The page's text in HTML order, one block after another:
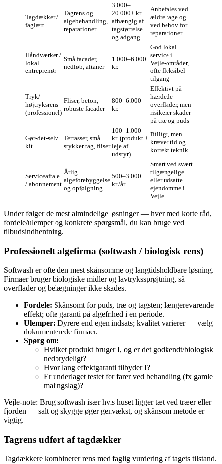
Tagdækker /
faglært
Tagrens og
algebehandling,
reparationer
3.000–
20.000+ kr.
afhængig af
tagstørrelse
og adgang
Anbefales ved
ældre tage og
ved behov for
reparationer
Håndværker /
lokal
entreprenør
Små facader,
nedløb, altaner
1.000–6.000
kr.
God lokal
service i
Vejle‑områder,
ofte fleksibel
tilgang
Tryk/
højtryksrens
(professionel)
Fliser, beton,
robuste facader
800–6.000
kr.
Effektivt på
hærdede
overflader, men
risikerer skader
på træ og puds
Gør‑det‑selv
kit
Terrasser, små
stykker tag, fliser
100–1.000
kr. (produkt +
leje af
udstyr)
Billigt, men
kræver tid og
korrekt teknik
Serviceaftale
/ abonnement
Årlig
algeforebyggelse
og opfølgning
500–3.000
kr./år
Smart ved svært
tilgængelige
eller udsatte
ejendomme i
Vejle
Under følger de mest almindelige løsninger — hver med korte råd,
fordele/ulemper og konkrete spørgsmål, du kan bruge ved
tilbudsindhentning.
Professionelt algefirma (softwash / biologisk rens)
Softwash er ofte den mest skånsomme og langtidsholdbare løsning.
Firmaer bruger biologiske midler og lavtrykssprøjtning, så
overflader og belægninger ikke skades.
Fordele: Skånsomt for puds, træ og tagsten; længerevarende
effekt; ofte garanti på algefrihed i en periode.
Ulemper: Dyrere end egen indsats; kvalitet varierer — vælg
dokumenterede firmaer.
Spørg om:
Hvilket produkt bruger I, og er det godkendt/biologisk
nedbrydeligt?
Hvor lang effektgaranti tilbyder I?
Er underlaget testet for farer ved behandling (fx gamle
malingslag)?
Vejle‑note: Brug softwash især hvis huset ligger tæt ved træer eller
fjorden — salt og skygge øger genvækst, og skånsom metode er
vigtig.
Tagrens udført af tagdækker
Tagdækkere kombinerer rens med faglig vurdering af tagets tilstand.